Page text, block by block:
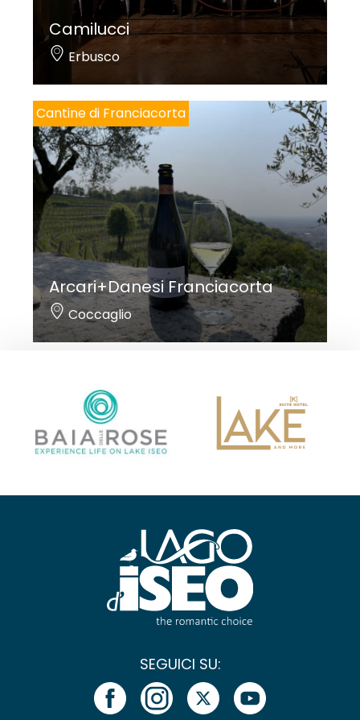
Camilucci
Erbusco
Cantine di Franciacorta
Arcari+Danesi Franciacorta
Coccaglio
SEGUICI SU: